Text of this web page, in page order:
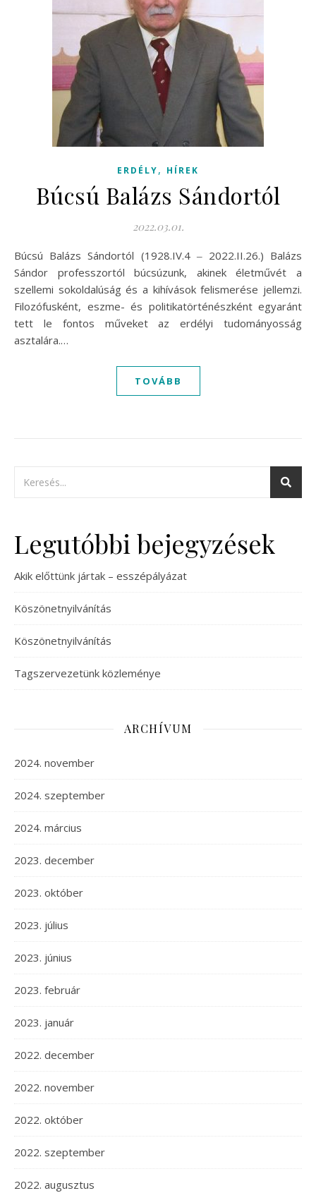
ERDÉLY, HÍREK
Búcsú Balázs Sándortól
2022.03.01.
Búcsú Balázs Sándortól (1928.IV.4 ‒ 2022.II.26.) Balázs
Sándor professzortól búcsúzunk, akinek életművét a
szellemi sokoldalúság és a kihívások felismerése jellemzi.
Filozófusként, eszme- és politikatörténészként egyaránt
tett le fontos műveket az erdélyi tudományosság
asztalára.…
TOVÁBB
Legutóbbi bejegyzések
Akik előttünk jártak – esszépályázat
Köszönetnyilvánítás
Köszönetnyilvánítás
Tagszervezetünk közleménye
ARCHÍVUM
2024. november
2024. szeptember
2024. március
2023. december
2023. október
2023. július
2023. június
2023. február
2023. január
2022. december
2022. november
2022. október
2022. szeptember
2022. augusztus